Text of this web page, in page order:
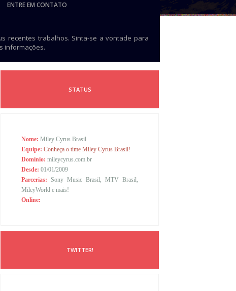
ENTRE EM CONTATO
recentes trabalhos. Sinta-se a vontade para
informações.
STATUS
Nome: Miley Cyrus Brasil
Equipe: Conheça o time Miley Cyrus Brasil!
Domínio: mileycyrus.com.br
Desde: 01/01/2009
Parcerias: Sony Music Brasil, MTV Brasil,
MileyWorld e mais!
Online:
TWITTER!